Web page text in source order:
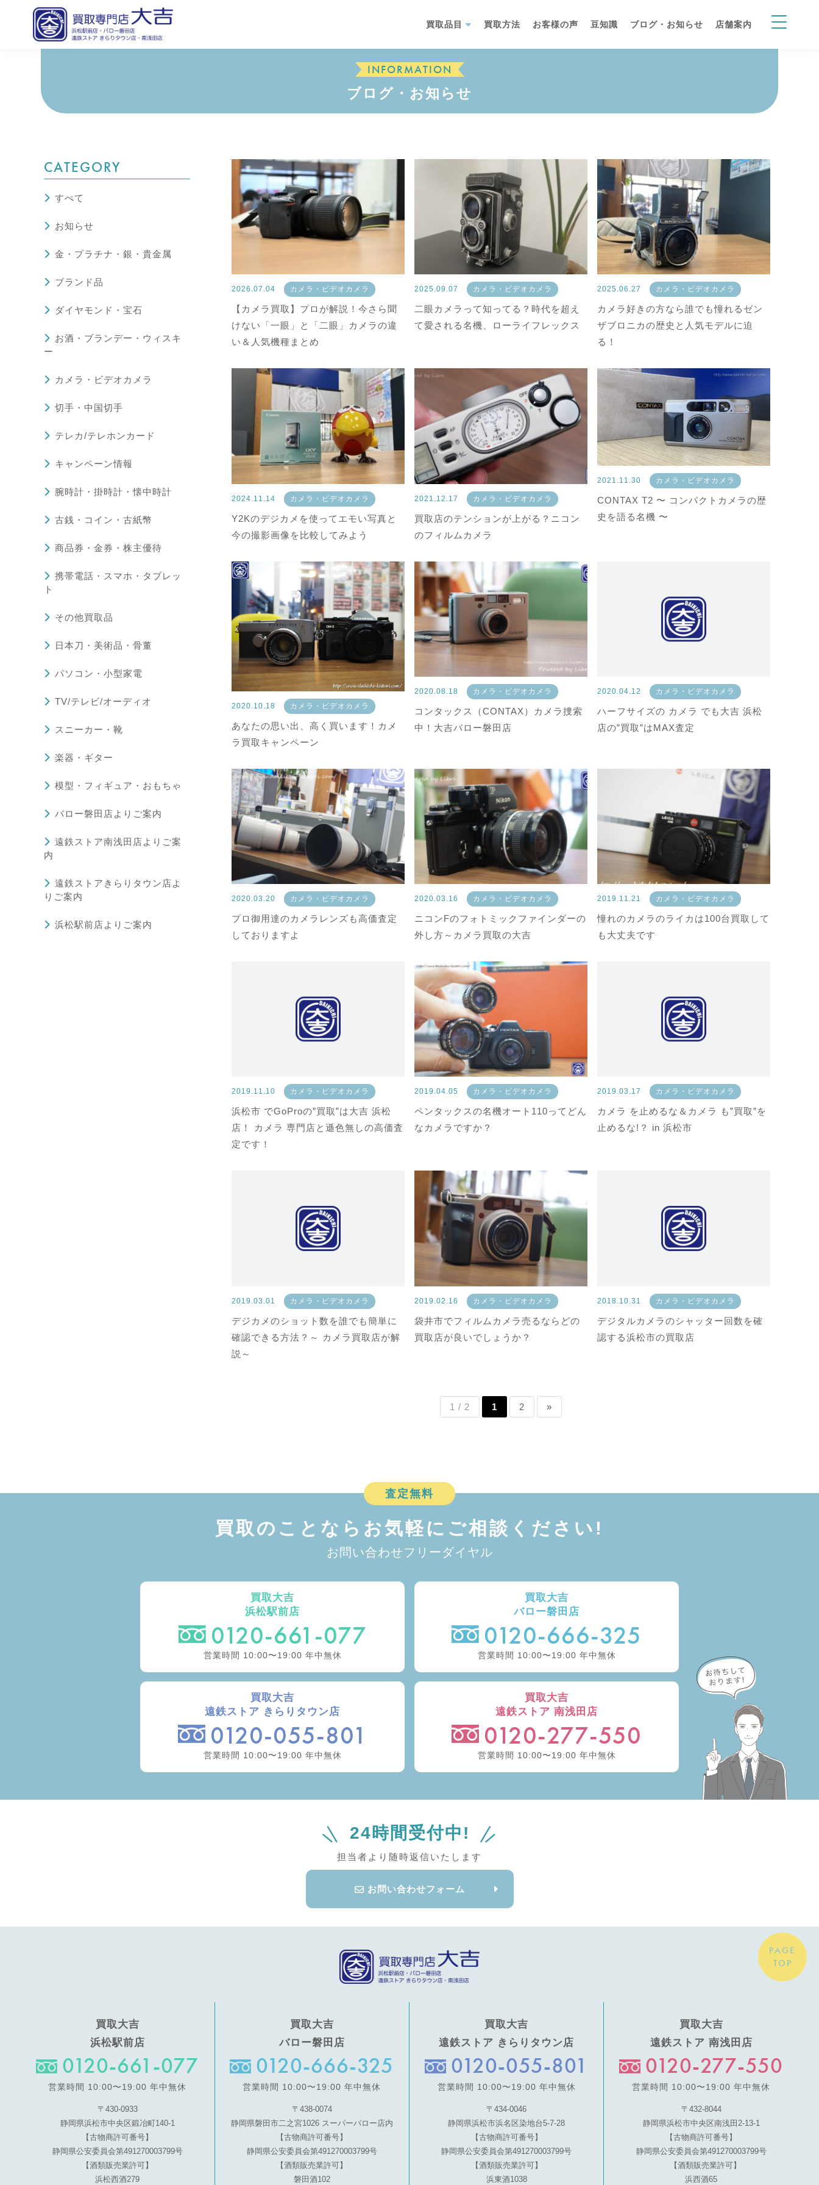
買取品目 買取方法 お客様の声 豆知識 ブログ・お知らせ 店舗案内
INFORMATION
ブログ・お知らせ
2026.07.04 カメラ・ビデオカメラ
【カメラ買取】プロが解説！今さら聞
けない「一眼」と「二眼」カメラの違
い＆人気機種まとめ
2025.09.07 カメラ・ビデオカメラ
二眼カメラって知ってる？時代を超え
て愛される名機、ローライフレックス
2025.06.27 カメラ・ビデオカメラ
カメラ好きの方なら誰でも憧れるゼン
ザブロニカの歴史と人気モデルに迫
る！
2024.11.14 カメラ・ビデオカメラ
Y2Kのデジカメを使ってエモい写真と
今の撮影画像を比較してみよう
2021.12.17 カメラ・ビデオカメラ
買取店のテンションが上がる？ニコン
のフィルムカメラ
2021.11.30 カメラ・ビデオカメラ
CONTAX T2 〜 コンパクトカメラの歴
史を語る名機 〜
2020.10.18 カメラ・ビデオカメラ
あなたの思い出、高く買います！カメ
ラ買取キャンペーン
2020.08.18 カメラ・ビデオカメラ
コンタックス（CONTAX）カメラ捜索
中！大吉バロー磐田店
2020.04.12 カメラ・ビデオカメラ
ハーフサイズの カメラ でも大吉 浜松
店の”買取”はMAX査定
2020.03.20 カメラ・ビデオカメラ
プロ御用達のカメラレンズも高価査定
しておりますよ
2020.03.16 カメラ・ビデオカメラ
ニコンFのフォトミックファインダーの
外し方～カメラ買取の大吉
2019.11.21 カメラ・ビデオカメラ
憧れのカメラのライカは100台買取して
も大丈夫です
2019.11.10 カメラ・ビデオカメラ
浜松市 でGoProの”買取”は大吉 浜松
店！ カメラ 専門店と遜色無しの高価査
定です！
2019.04.05 カメラ・ビデオカメラ
ペンタックスの名機オート110ってどん
なカメラですか？
2019.03.17 カメラ・ビデオカメラ
カメラ を止めるな＆カメラ も”買取”を
止めるな!？ in 浜松市
2019.03.01 カメラ・ビデオカメラ
デジカメのショット数を誰でも簡単に
確認できる方法？～ カメラ買取店が解
説～
2019.02.16 カメラ・ビデオカメラ
袋井市でフィルムカメラ売るならどの
買取店が良いでしょうか？
2018.10.31 カメラ・ビデオカメラ
デジタルカメラのシャッター回数を確
認する浜松市の買取店
1 / 2 1 2 »
CATEGORY
すべて
お知らせ
金・プラチナ・銀・貴金属
ブランド品
ダイヤモンド・宝石
お酒・ブランデー・ウィスキ
ー
カメラ・ビデオカメラ
切手・中国切手
テレカ/テレホンカード
キャンペーン情報
腕時計・掛時計・懐中時計
古銭・コイン・古紙幣
商品券・金券・株主優待
携帯電話・スマホ・タブレッ
ト
その他買取品
日本刀・美術品・骨董
パソコン・小型家電
TV/テレビ/オーディオ
スニーカー・靴
楽器・ギター
模型・フィギュア・おもちゃ
バロー磐田店よりご案内
遠鉄ストア南浅田店よりご案
内
遠鉄ストアきらりタウン店よ
りご案内
浜松駅前店よりご案内
査定無料
買取のことなら お気軽にご相談ください!
お問い合わせフリーダイヤル
買取大吉
浜松駅前店
0120-661-077
営業時間 10:00〜19:00 年中無休
買取大吉
バロー磐田店
0120-666-325
営業時間 10:00〜19:00 年中無休
買取大吉
遠鉄ストア きらりタウン店
0120-055-801
営業時間 10:00〜19:00 年中無休
買取大吉
遠鉄ストア 南浅田店
0120-277-550
営業時間 10:00〜19:00 年中無休
24時間受付中!
担当者より随時返信いたします
お問い合わせフォーム
買取大吉
浜松駅前店
0120-661-077
営業時間 10:00〜19:00 年中無休
〒430-0933
静岡県浜松市中央区鍛冶町140-1
【古物商許可番号】
静岡県公安委員会第491270003799号
【酒類販売業許可】
浜松西酒279
買取大吉
バロー磐田店
0120-666-325
営業時間 10:00〜19:00 年中無休
〒438-0074
静岡県磐田市二之宮1026 スーパーバロー店内
【古物商許可番号】
静岡県公安委員会第491270003799号
【酒類販売業許可】
磐田酒102
買取大吉
遠鉄ストア きらりタウン店
0120-055-801
営業時間 10:00〜19:00 年中無休
〒434-0046
静岡県浜松市浜名区染地台5-7-28
【古物商許可番号】
静岡県公安委員会第491270003799号
【酒類販売業許可】
浜東酒1038
買取大吉
遠鉄ストア 南浅田店
0120-277-550
営業時間 10:00〜19:00 年中無休
〒432-8044
静岡県浜松市中央区南浅田2-13-1
【古物商許可番号】
静岡県公安委員会第491270003799号
【酒類販売業許可】
浜西酒65
PAGE
TOP